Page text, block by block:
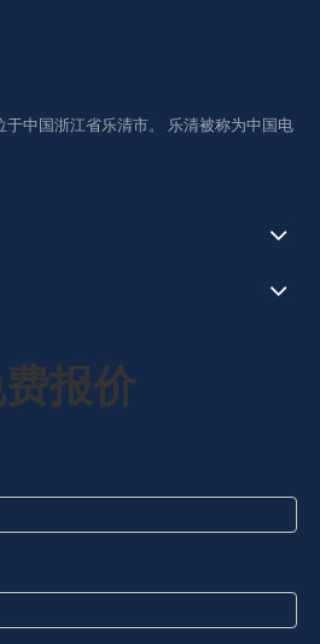
中国浙江省乐清市。 乐清被称为中国电
报价